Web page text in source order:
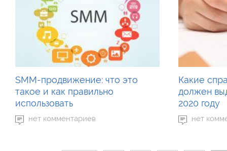
SMM-продвижение: что это
такое и как правильно
использовать
нет комментариев
Какие
должен
2020 году
нет